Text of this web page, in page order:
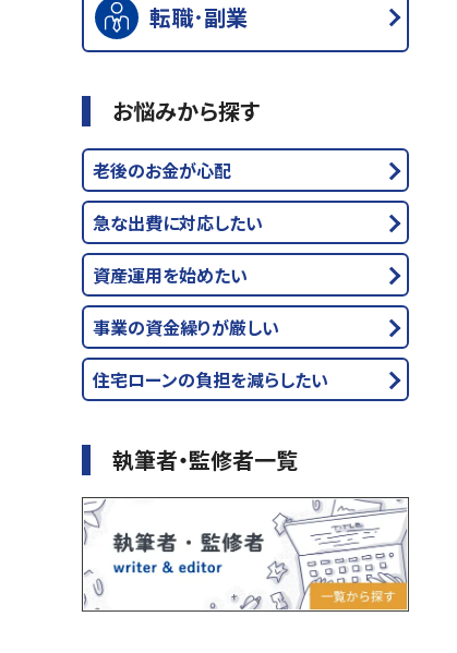
転職･副業
お悩みから探す
老後のお金が心配
急な出費に対応したい
資産運用を始めたい
事業の資金繰りが厳しい
住宅ローンの負担を減らしたい
執筆者・監修者一覧